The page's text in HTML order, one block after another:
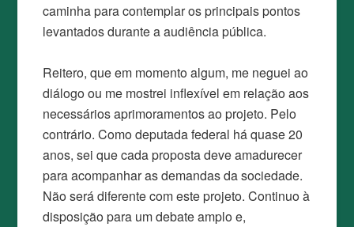
caminha para contemplar os principais pontos
levantados durante a audiência pública.
Reitero, que em momento algum, me neguei ao
diálogo ou me mostrei inflexível em relação aos
necessários aprimoramentos ao projeto. Pelo
contrário. Como deputada federal há quase 20
anos, sei que cada proposta deve amadurecer
para acompanhar as demandas da sociedade.
Não será diferente com este projeto. Continuo à
disposição para um debate amplo e,